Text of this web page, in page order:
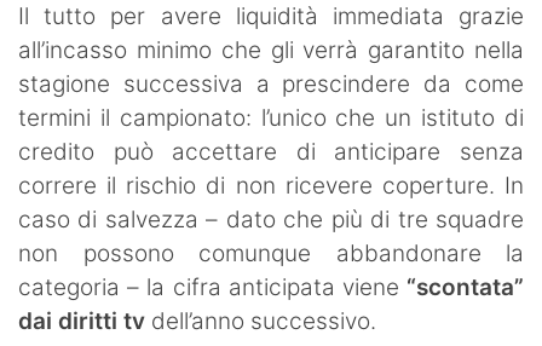
Il tutto per avere liquidità immediata grazie
all’incasso minimo che gli verrà garantito nella
stagione successiva a prescindere da come
termini il campionato: l’unico che un istituto di
credito può accettare di anticipare senza
correre il rischio di non ricevere coperture. In
caso di salvezza – dato che più di tre squadre
non possono comunque abbandonare la
categoria – la cifra anticipata viene “scontata”
dai diritti tv dell’anno successivo.